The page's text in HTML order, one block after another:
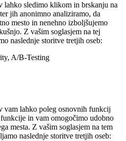
lahko sledimo klikom in brskanju na
jih anonimno analiziramo, da
mesto in nenehno izboljšujemo
Z vašim soglasjem na tej
naslednje storitve tretjih oseb:
A/B-Testing
vam lahko poleg osnovnih funkcij
in vam omogočimo udobno
mesta. Z vašim soglasjem na tem
naslednje storitve tretjih oseb: